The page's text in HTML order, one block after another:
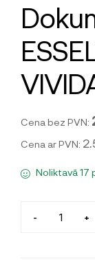
Cena bez PVN:
Cena ar PVN:
Noliktavā 17
- +